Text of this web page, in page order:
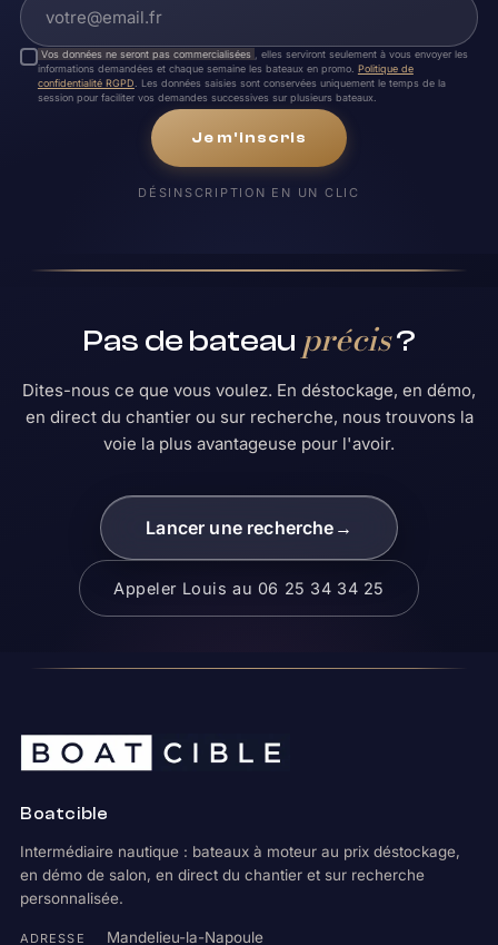
Vos données ne seront pas commercialisées
, elles serviront seulement à vous envoyer les
informations demandées et chaque semaine les bateaux en promo. Politique de
confidentialité RGPD . Les données saisies sont conservées uniquement le temps de la
session pour faciliter vos demandes successives sur plusieurs bateaux.
Je m'inscris
DÉSINSCRIPTION EN UN CLIC
Pas de bateau précis?
Dites-nous ce que vous voulez. En déstockage, en démo,
en direct du chantier ou sur recherche, nous trouvons la
voie la plus avantageuse pour l'avoir.
Lancer une recherche →
Appeler Louis au 06 25 34 34 25
Boatcible
Intermédiaire nautique : bateaux à moteur au prix déstockage,
en démo de salon, en direct du chantier et sur recherche
personnalisée.
ADRESSE Mandelieu-la-Napoule